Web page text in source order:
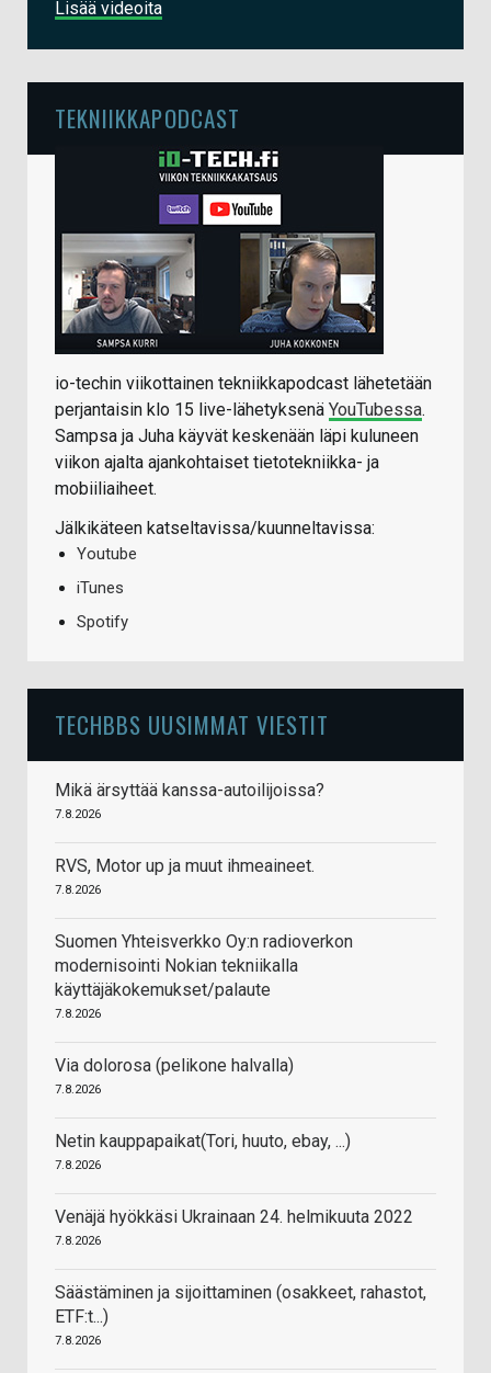
Lisää videoita
TEKNIIKKAPODCAST
io-techin viikottainen tekniikkapodcast lähetetään
perjantaisin klo 15 live-lähetyksenä YouTubessa.
Sampsa ja Juha käyvät keskenään läpi kuluneen
viikon ajalta ajankohtaiset tietotekniikka- ja
mobiiliaiheet.
Jälkikäteen katseltavissa/kuunneltavissa:
Youtube
iTunes
Spotify
TECHBBS UUSIMMAT VIESTIT
Mikä ärsyttää kanssa-autoilijoissa?
7.8.2026
RVS, Motor up ja muut ihmeaineet.
7.8.2026
Suomen Yhteisverkko Oy:n radioverkon
modernisointi Nokian tekniikalla
käyttäjäkokemukset/palaute
7.8.2026
Via dolorosa (pelikone halvalla)
7.8.2026
Netin kauppapaikat(Tori, huuto, ebay, ...)
7.8.2026
Venäjä hyökkäsi Ukrainaan 24. helmikuuta 2022
7.8.2026
Säästäminen ja sijoittaminen (osakkeet, rahastot,
ETF:t...)
7.8.2026